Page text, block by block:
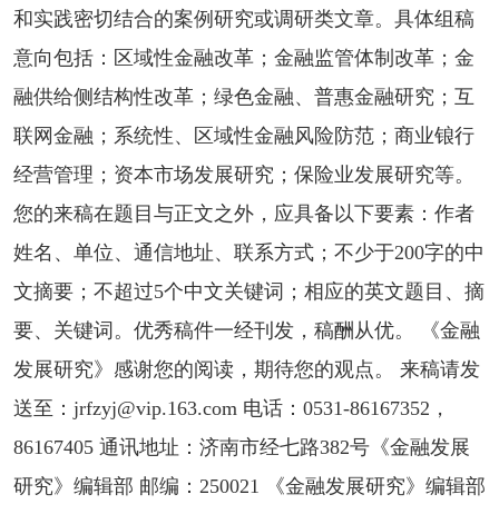
和实践密切结合的案例研究或调研类文章。具体组稿
意向包括：区域性金融改革；金融监管体制改革；金
融供给侧结构性改革；绿色金融、普惠金融研究；互
联网金融；系统性、区域性金融风险防范；商业锒行
经营管理；资本市场发展研究；保险业发展研究等。
您的来稿在题目与正文之外，应具备以下要素：作者
姓名、单位、通信地址、联系方式；不少于200字的中
文摘要；不超过5个中文关键词；相应的英文题目、摘
要、关键词。优秀稿件一经刊发，稿酬从优。 《金融
发展研究》感谢您的阅读，期待您的观点。 来稿请发
送至：jrfzyj@vip.163.com 电话：0531-86167352，
86167405 通讯地址：济南市经七路382号《金融发展
研究》编辑部 邮编：250021 《金融发展研究》编辑部